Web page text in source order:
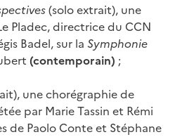
(solo extrait), une
Pladec, directrice du CCN
Badel, sur la Symphonie
(contemporain) ;
une chorégraphie de
par Marie Tassin et Rémi
de Paolo Conte et Stéphane